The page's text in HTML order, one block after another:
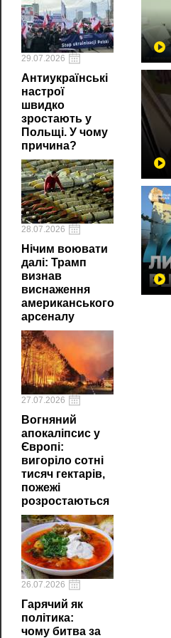
29.07.2026
Антиукраїнські
настрої
швидко
зростають у
Польщі. У чому
причина?
28.07.2026
Нічим воювати
далі: Трамп
визнав
виснаження
американського
арсеналу
27.07.2026
Вогняний
апокаліпсис у
Європі:
вигоріло сотні
тисяч гектарів,
пожежі
розростаються
26.07.2026
Гарячий як
політика:
чому битва за